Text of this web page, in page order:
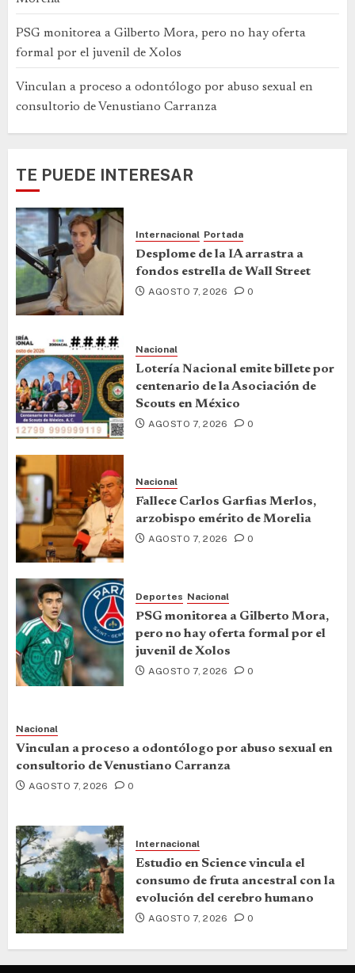
PSG monitorea a Gilberto Mora, pero no hay oferta
formal por el juvenil de Xolos
Vinculan a proceso a odontólogo por abuso sexual en
consultorio de Venustiano Carranza
TE PUEDE INTERESAR
Internacional Portada
Desplome de la IA arrastra a
fondos estrella de Wall Street
AGOSTO 7, 2026 0
Nacional
Lotería Nacional emite billete por
centenario de la Asociación de
Scouts en México
AGOSTO 7, 2026 0
Nacional
Fallece Carlos Garfias Merlos,
arzobispo emérito de Morelia
AGOSTO 7, 2026 0
Deportes Nacional
PSG monitorea a Gilberto Mora,
pero no hay oferta formal por el
juvenil de Xolos
AGOSTO 7, 2026 0
Nacional
Vinculan a proceso a odontólogo por abuso sexual en
consultorio de Venustiano Carranza
AGOSTO 7, 2026 0
Internacional
Estudio en Science vincula el
consumo de fruta ancestral con la
evolución del cerebro humano
AGOSTO 7, 2026 0